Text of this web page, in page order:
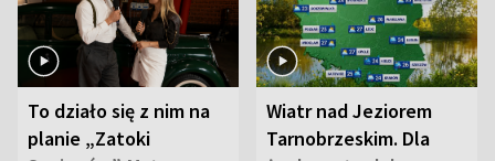
To działo się z nim na
planie „Zatoki
Wiatr nad Jeziorem
Tarnobrzeskim. Dla